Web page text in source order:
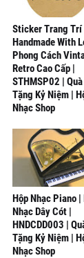
Sticker Trang Trí
Handmade With
Phong Cách
Retro Cao Cấp |
STHMSP02 | Quà
Tặng Kỷ Niệm |
Nhạc Shop
Hộp Nhạc Piano |
Nhạc Dây Cót |
HNDCDD003 |
Tặng Kỷ Niệm |
Nhạc Shop